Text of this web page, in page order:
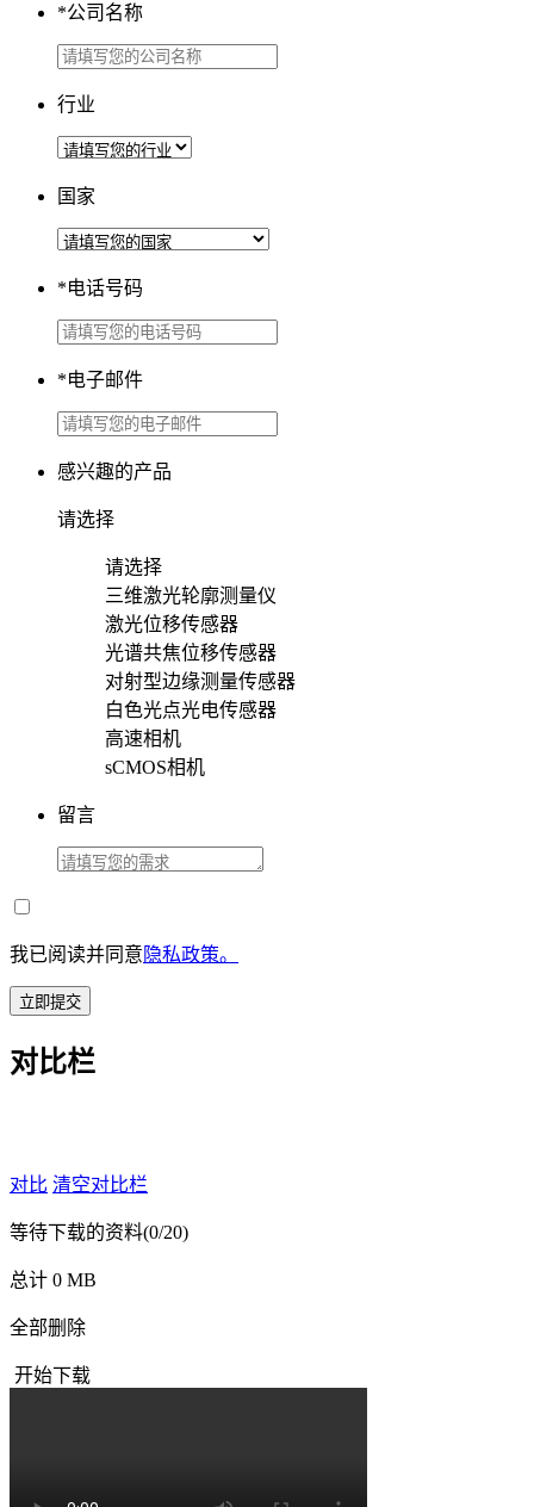
*公司名称
行业
国家
*电话号码
*电子邮件
感兴趣的产品
请选择
请选择
三维激光轮廓测量仪
激光位移传感器
光谱共焦位移传感器
对射型边缘测量传感器
白色光点光电传感器
高速相机
sCMOS相机
留言
我已阅读并同意 隐私政策。
立即提交
对比栏
对比 清空对比栏
等待下载的资料(0/20)
总计 0 MB
全部删除
开始下载